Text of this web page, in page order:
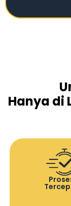
Hanya di